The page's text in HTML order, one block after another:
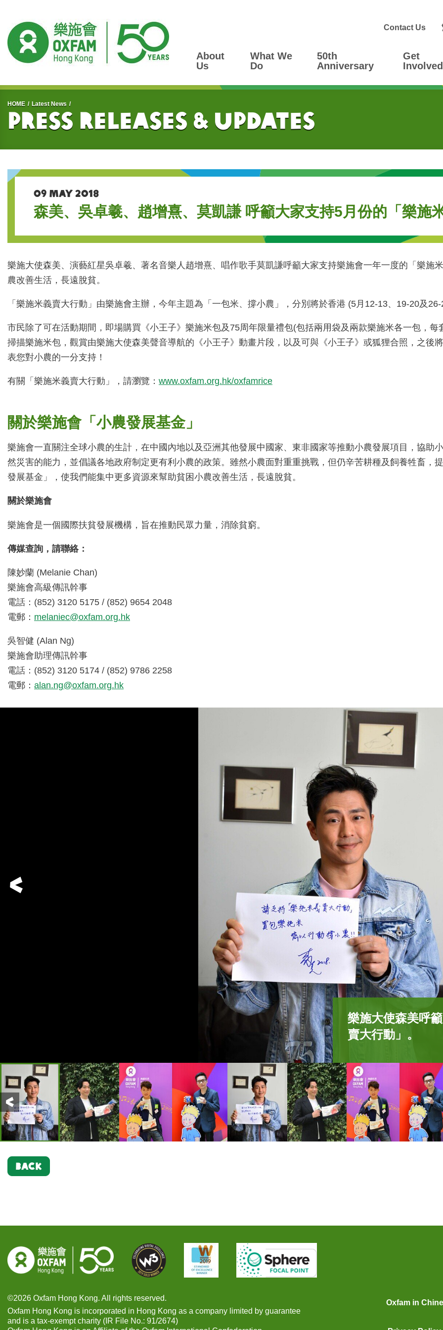
Contact Us
About
Us
What We
Do
50th
Anniversary
Get
Involved
Start main content
HOME Latest News
Press Releases & Updates
09 MAY 2018
森美、吳卓羲、趙增熹、莫凱謙 呼籲大家支持5月份的「樂施
樂施大使森美、演藝紅星吳卓羲、著名音樂人趙增熹、唱作歌手莫凱謙呼籲大家支持樂施會一年一度的「樂施
農改善生活，長遠脫貧。
「樂施米義賣大行動」由樂施會主辦，今年主題為「一包米、撐小農」，分別將於香港 (5月12-13、19-20及
市民除了可在活動期間，即場購買《小王子》樂施米包及75周年限量禮包(包括兩用袋及兩款樂施米各一包，每
掃描樂施米包，觀賞由樂施大使森美聲音導航的《小王子》動畫片段，以及可與《小王子》或狐狸合照，之後
表您對小農的一分支持！
有關「樂施米義賣大行動」，請瀏覽： www.oxfam.org.hk/oxfamrice
關於樂施會「小農發展基金」
樂施會一直關注全球小農的生計，在中國內地以及亞洲其他發展中國家、東非國家等推動小農發展項目，協助
然災害的能力，並倡議各地政府制定更有利小農的政策。雖然小農面對重重挑戰，但仍辛苦耕種及飼養牲畜，
發展基金」，使我們能集中更多資源來幫助貧困小農改善生活，長遠脫貧。
關於樂施會
樂施會是一個國際扶貧發展機構，旨在推動民眾力量，消除貧窮。
傳媒查詢，請聯絡：
陳妙蘭 (Melanie Chan)
樂施會高級傳訊幹事
電話：(852) 3120 5175 / (852) 9654 2048
電郵： melaniec@oxfam.org.hk
吳智健 (Alan Ng)
樂施會助理傳訊幹事
電話：(852) 3120 5174 / (852) 9786 2258
電郵： alan.ng@oxfam.org.hk
Previous
樂施大使森美呼
賣大行動」。
演藝紅星吳卓羲
(包括兩用袋及兩
唱作歌手莫凱謙
(包括兩用袋及兩
著名音樂人趙增
賣大行動」。
Previous
BACK
©2026 Oxfam Hong Kong. All rights reserved.
Oxfam Hong Kong is incorporated in Hong Kong as a company limited by guarantee
and is a tax-exempt charity (IR File No.: 91/2674)
Oxfam in